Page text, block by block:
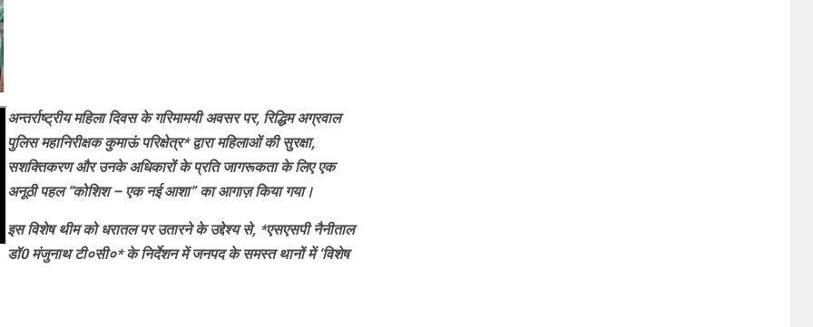
अन्तर्राष्ट्रीय महिला दिवस के गरिमामयी अवसर पर, रिद्धिम अग्रवाल
पुलिस महानिरीक्षक कुमाऊं परिक्षेत्र* द्वारा महिलाओं की सुरक्षा,
सशक्तिकरण और उनके अधिकारों के प्रति जागरूकता के लिए एक
अनूठी पहल “कोशिश – एक नई आशा” का आगाज़ किया गया।
इस विशेष थीम को धरातल पर उतारने के उद्देश्य से, *एसएसपी नैनीताल
डॉ0 मंजुनाथ टी०सी०* के निर्देशन में जनपद के समस्त थानों में ‘विशेष